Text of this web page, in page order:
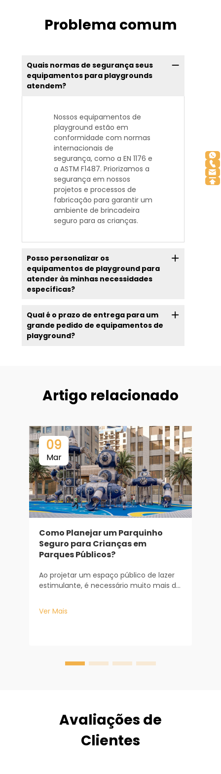
Problema comum
Quais normas de segurança seus
equipamentos para playgrounds
atendem?
Nossos equipamentos de
playground estão em
conformidade com normas
internacionais de
segurança, como a EN 1176 e
a ASTM F1487. Priorizamos a
segurança em nossos
projetos e processos de
fabricação para garantir um
ambiente de brincadeira
seguro para as crianças.
Posso personalizar os
equipamentos de playground para
atender às minhas necessidades
específicas?
Qual é o prazo de entrega para um
grande pedido de equipamentos de
playground?
Artigo relacionado
09
Mar
Como Planejar um Parquinho
Seguro para Crianças em
Parques Públicos?
Ao projetar um espaço público de lazer
estimulante, é necessário muito mais do
equipamentos de recreação. Trata-se
de uma consideração sofisticada sob os
Ver Mais
Avaliações de
Clientes